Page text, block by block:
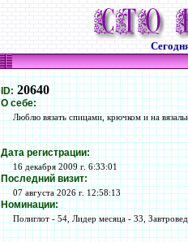
ID: 20640
О себе:
Люблю вязать спицами, крючком и на
Дата регистрации:
16 декабря 2009 г. 6:33:01
Последний визит:
07 августа 2026 г. 12:58:13
Номинации:
Полиглот - 54, Лидер месяца - 33,